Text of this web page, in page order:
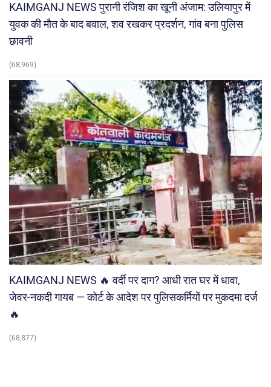
KAIMGANJ NEWS पुरानी रंजिश का खूनी अंजाम: उलियापुर में
युवक की मौत के बाद बवाल, शव रखकर प्रदर्शन, गांव बना पुलिस
छावनी
(68,969)
KAIMGANJ NEWS 🔥 वर्दी पर दाग? आधी रात घर में धावा,
जेवर-नकदी गायब — कोर्ट के आदेश पर पुलिसकर्मियों पर मुकदमा दर्ज
🔥
(68,877)